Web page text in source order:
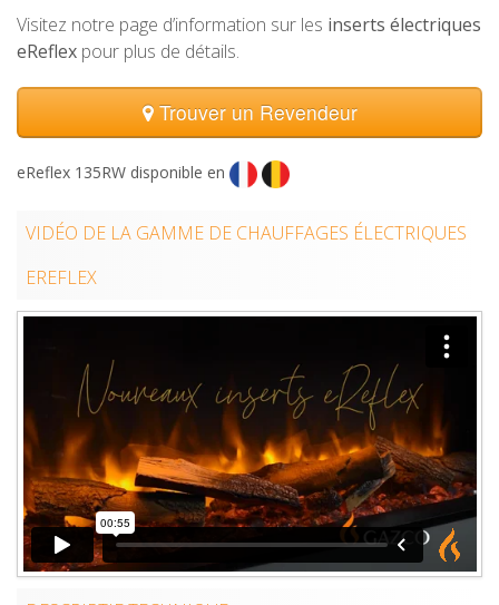
Visitez notre page d’information sur les inserts électriques
eReflex pour plus de détails.
Trouver un Revendeur
eReflex 135RW disponible en
VIDÉO DE LA GAMME DE CHAUFFAGES ÉLECTRIQUES
EREFLEX